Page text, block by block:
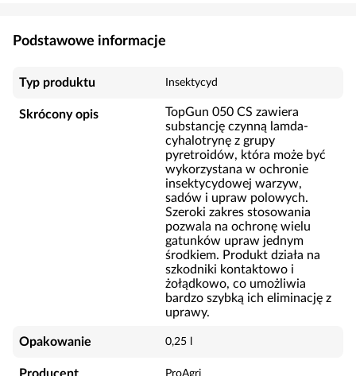
Podstawowe informacje
Typ produktu Insektycyd
Skrócony opis
TopGun 050 CS zawiera
substancję czynną lamda-
cyhalotrynę z grupy
pyretroidów, która może być
wykorzystana w ochronie
insektycydowej warzyw,
sadów i upraw polowych.
Szeroki zakres stosowania
pozwala na ochronę wielu
gatunków upraw jednym
środkiem. Produkt działa na
szkodniki kontaktowo i
żołądkowo, co umożliwia
bardzo szybką ich eliminację z
uprawy.
Opakowanie 0,25 l
ProAgri